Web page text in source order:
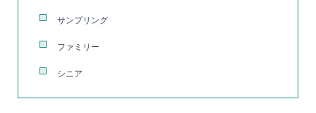
サンプリング
ファミリー
シニア